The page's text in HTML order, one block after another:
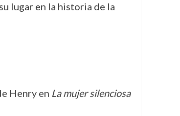
lugar en la historia de la
Henry en La mujer silenciosa